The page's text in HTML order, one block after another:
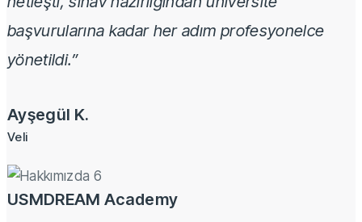
başvurularına kadar her adım profesyonelce
yönetildi.”
Ayşegül K.
Veli
USMDREAM Academy